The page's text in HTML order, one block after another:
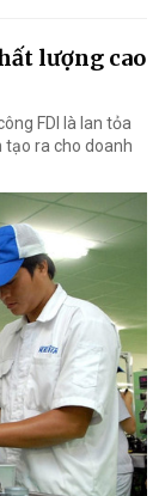
lượng cao
FDI là lan tỏa
tạo ra cho doanh